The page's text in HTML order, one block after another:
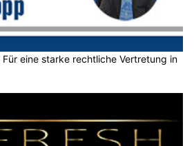
Für eine starke rechtliche Vertretung in